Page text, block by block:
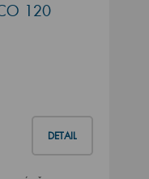
120
DETAIL